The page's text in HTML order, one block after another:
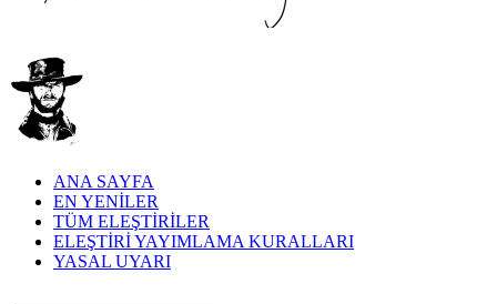
ANA SAYFA
EN YENİLER
TÜM ELEŞTİRİLER
ELEŞTİRİ YAYIMLAMA KURALLARI
YASAL UYARI